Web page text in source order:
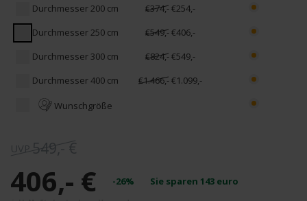
Durchmesser 200 cm
€374,-€254,-
Durchmesser 250 cm
€549,-€406,-
Durchmesser 300 cm
€824,-€549,-
Durchmesser 400 cm
€1.466,-€1.099,-
Wunschgröße
549,- €
406,- € -26% Sie sparen 143 euro